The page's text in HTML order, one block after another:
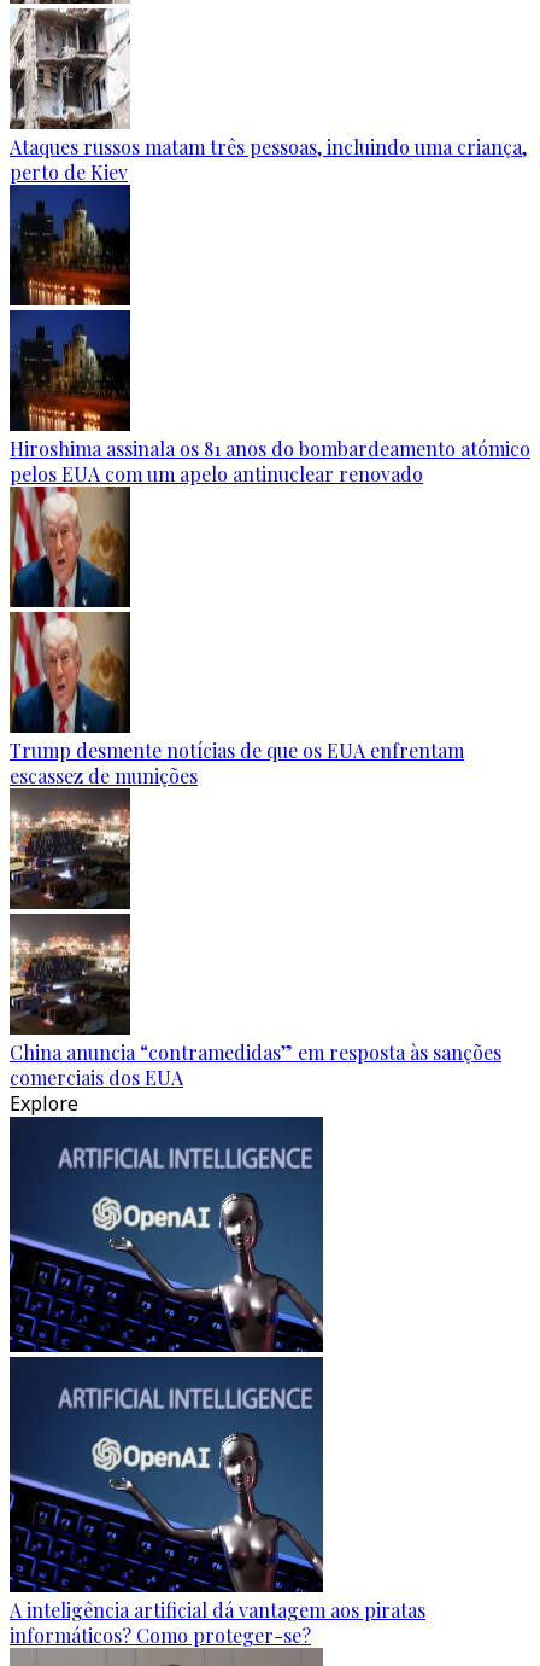
Ataques russos matam três pessoas, incluindo uma criança,
perto de Kiev
Hiroshima assinala os 81 anos do bombardeamento atómico
pelos EUA com um apelo antinuclear renovado
Trump desmente notícias de que os EUA enfrentam
escassez de munições
China anuncia “contramedidas” em resposta às sanções
comerciais dos EUA
Explore
A inteligência artificial dá vantagem aos piratas
informáticos? Como proteger-se?